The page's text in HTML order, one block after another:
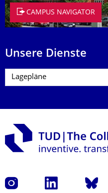
CAMPUS NAVIGATOR
Unsere Dienste
Instagram LinkedIn Bluesky